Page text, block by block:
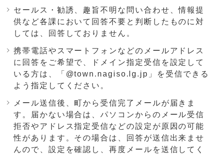
セールス・勧誘、趣旨不明な問い合わせ、情報提
供など各課において回答不要と判断したものに対
しては、回答しておりません。
携帯電話やスマートフォンなどのメールアドレス
に回答をご希望で、ドメイン指定受信を設定して
いる方は、「@town.nagiso.lg.jp」を受信できる
よう指定してください。
メール送信後、町から受信完了メールが届きま
す。届かない場合は、パソコンからのメール受信
拒否やアドレス指定受信などの設定が原因の可能
性があります。その場合は、回答が送信出来ませ
んので、設定を確認し、再度メールを送信してく